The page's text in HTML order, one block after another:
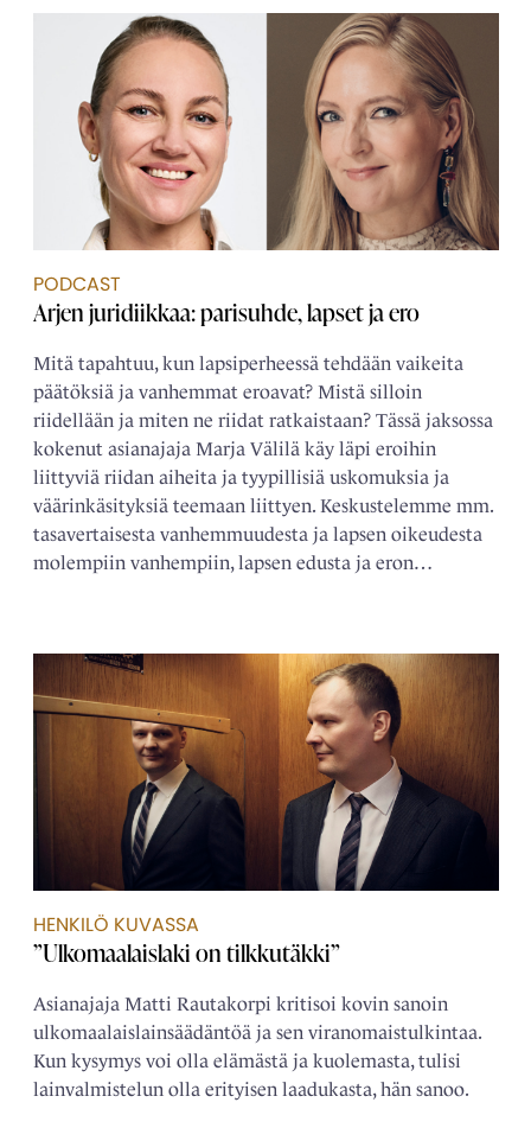
PODCAST
Arjen juridiikkaa: parisuhde, lapset ja ero
Mitä tapahtuu, kun lapsiperheessä tehdään vaikeita
päätöksiä ja vanhemmat eroavat? Mistä silloin
riidellään ja miten ne riidat ratkaistaan? Tässä jaksossa
kokenut asianajaja Marja Välilä käy läpi eroihin
liittyviä riidan aiheita ja tyypillisiä uskomuksia ja
väärinkäsityksiä teemaan liittyen. Keskustelemme mm.
tasavertaisesta vanhemmuudesta ja lapsen oikeudesta
molempiin vanhempiin, lapsen edusta ja eron…
HENKILÖ KUVASSA
”Ulkomaalaislaki on tilkkutäkki”
Asianajaja Matti Rautakorpi kritisoi kovin sanoin
ulkomaalais­­lainsäädäntöä ja sen viranomais­tulkintaa.
Kun kysymys voi olla elämästä ja kuolemasta, tulisi
lain­­valmistelun olla erityisen laadukasta, hän sanoo.